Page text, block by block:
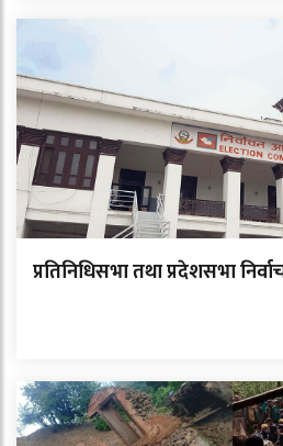
प्रतिनिधिसभा तथा प्रदेशसभा